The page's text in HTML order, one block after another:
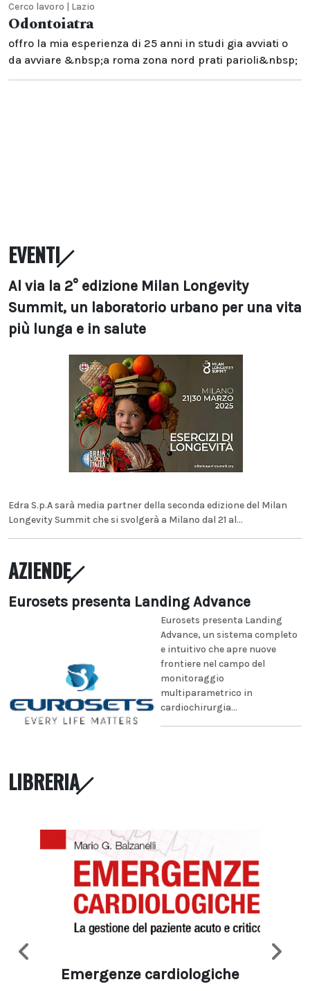
Cerco lavoro | Lazio
Odontoiatra
offro la mia esperienza di 25 anni in studi gia avviati o
da avviare &nbsp;a roma zona nord prati parioli&nbsp;
EVENTI
Al via la 2° edizione Milan Longevity
Summit, un laboratorio urbano per una vita
più lunga e in salute
Edra S.p.A sarà media partner della seconda edizione del Milan
Longevity Summit che si svolgerà a Milano dal 21 al...
AZIENDE
Eurosets presenta Landing Advance
Eurosets presenta Landing
Advance, un sistema completo
e intuitivo che apre nuove
frontiere nel campo del
monitoraggio
multiparametrico in
cardiochirurgia...
LIBRERIA
Emergenze cardiologiche